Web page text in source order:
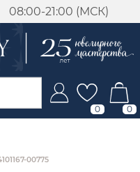
08:00-21:00 (МСК)
0 0
00775